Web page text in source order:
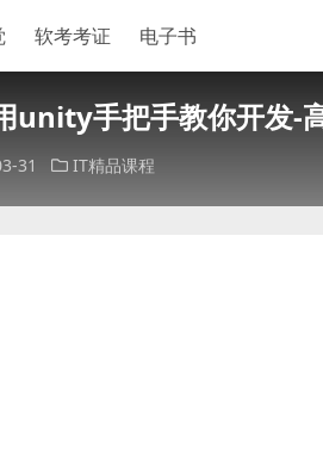
软考考证 电子书
unity手把手教你开发-
31 IT精品课程